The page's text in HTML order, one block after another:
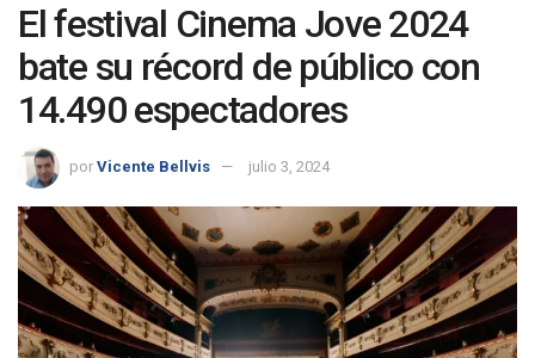
El festival Cinema Jove 2024
bate su récord de público con
14.490 espectadores
por Vicente Bellvis julio 3, 2024